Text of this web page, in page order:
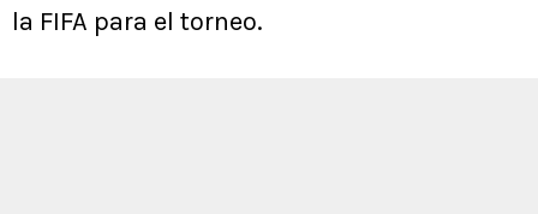
la FIFA para el torneo.